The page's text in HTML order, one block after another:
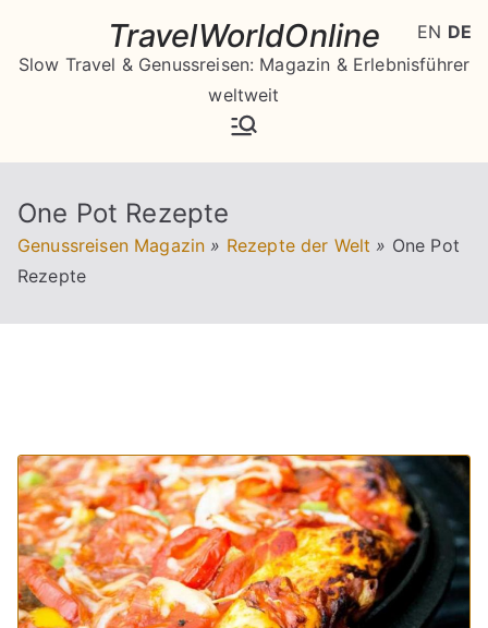
springen
TravelWorldOnline
Slow Travel & Genussreisen: Magazin & Erlebnisführer
weltweit
One Pot Rezepte
Genussreisen Magazin » Rezepte der Welt » One Pot
Rezepte
EN DE